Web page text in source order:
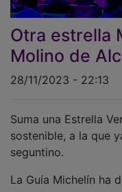
Otra estrella
Molino de
sostenible, a la que
seguntino.
Mancha en su Gala